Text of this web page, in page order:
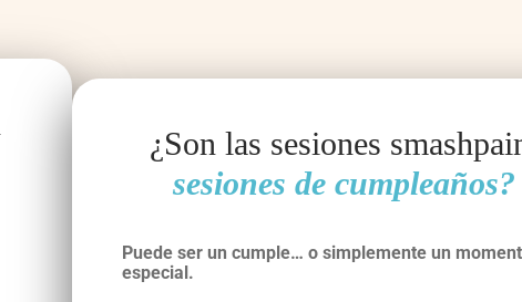
¿Son las sesiones
sesiones de cumpleaños?
Puede ser un cumple… o simplemente un
especial.